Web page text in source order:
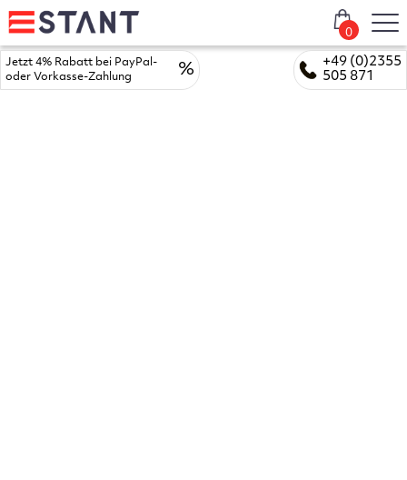
+49 (0)2355
505 871
Jetzt 4% Rabatt bei PayPal-
oder Vorkasse-Zahlung
%
0